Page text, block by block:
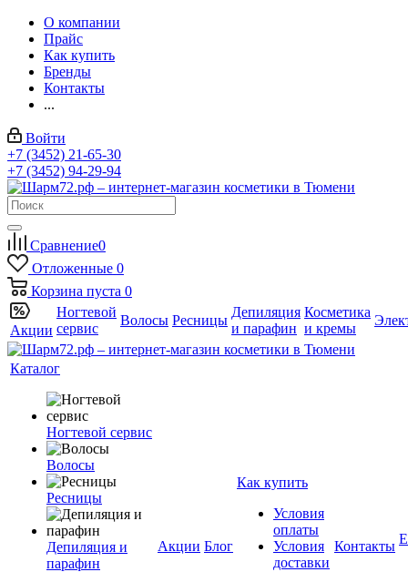
О компании
Прайс
Как купить
Бренды
Контакты
...
Войти
+7 (3452) 21-65-30
+7 (3452) 94-29-94
Сравнение0
Отложенные 0
Корзина пуста 0
Акции
Ногтевой
сервис
Волосы Ресницы
Депиляция
и парафин
Косметика
и кремы
Каталог
Ногтевой сервис
Волосы
Ресницы
Депиляция и
парафин
Акции Блог
Как купить
Условия
оплаты
Условия
доставки
Контакты